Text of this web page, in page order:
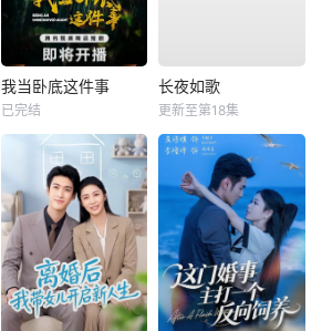
我当卧底这件事
已完结
长夜如歌
更新至第18集